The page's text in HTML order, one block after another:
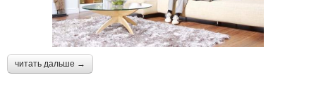
читать дальше →